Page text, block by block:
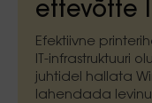
ettevõtte
Efektiivne
IT-infrastruktuuri
juhtidel hallata
lahendada